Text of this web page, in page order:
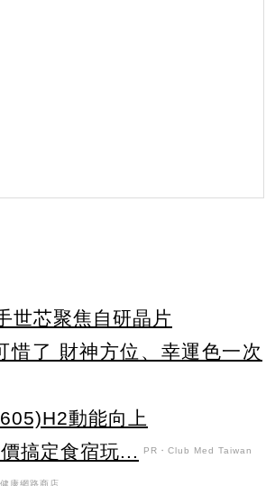
世芯聚焦自研晶片
惜了 財神方位、幸運色一次
動能向上
搞定食宿玩...
PR・Club Med Taiwan